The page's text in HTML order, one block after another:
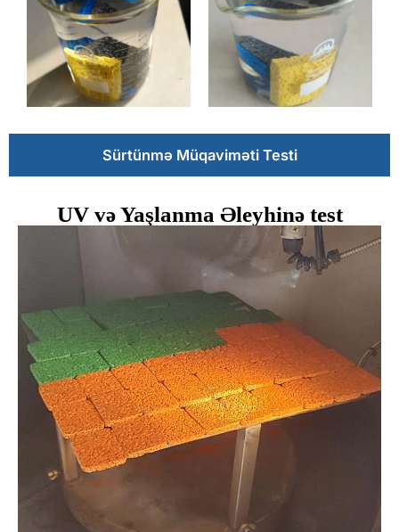
Sürtünmə Müqaviməti Testi
UV və Yaşlanma Əleyhinə test